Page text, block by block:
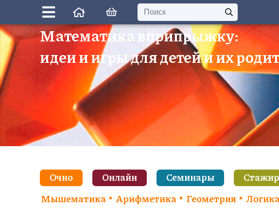
Математика вприпрыжку:
идеи и игры для детей и их
Очно Онлайн Семинары
Мышематика
Арифметика Геометрия